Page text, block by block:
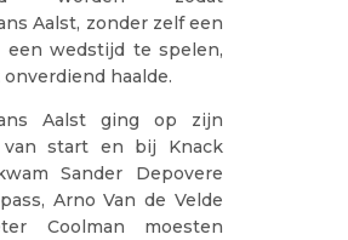
Aalst, zonder zelf een
een wedstijd te spelen,
haalde.
Aalst ging op zijn
start en bij Knack
Sander Depovere
Arno Van de Velde
Coolman moesten